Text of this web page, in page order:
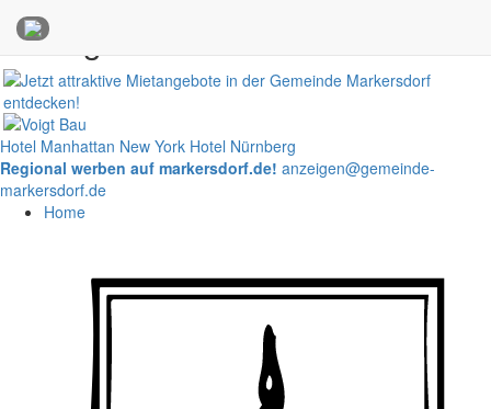
Anzeigen
Hotel Manhattan New York Hotel Nürnberg
Regional werben auf markersdorf.de! anzeigen@gemeinde-
markersdorf.de
Home